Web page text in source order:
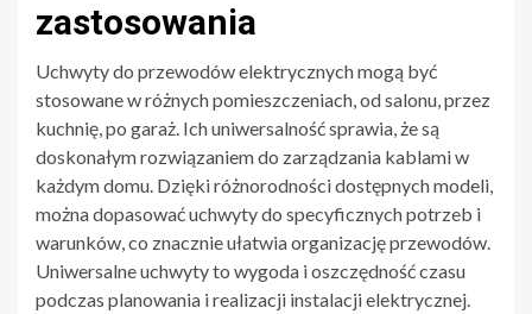
zastosowania
Uchwyty do przewodów elektrycznych mogą być
stosowane w różnych pomieszczeniach, od salonu, przez
kuchnię, po garaż. Ich uniwersalność sprawia, że są
doskonałym rozwiązaniem do zarządzania kablami w
każdym domu. Dzięki różnorodności dostępnych modeli,
można dopasować uchwyty do specyficznych potrzeb i
warunków, co znacznie ułatwia organizację przewodów.
Uniwersalne uchwyty to wygoda i oszczędność czasu
podczas planowania i realizacji instalacji elektrycznej.